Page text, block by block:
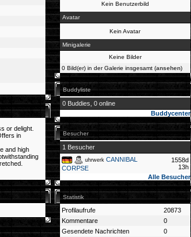
or delight.
in
and high
Kein Benutzerbild
Avatar
Kein Avatar
Minigalerie
Keine Bilder
0 Bild(er) in der Galerie insgesamt (ansehen)
Buddyliste
0 Buddies, 0 online
Buddycenter
Besucher
1 Besucher
uhrwerk CANNIBAL
CORPSE
1558d
13h
Alle Besucher
Statistik
Profilaufrufe
20873
Kommentare
0
Gesendete Nachrichten
0